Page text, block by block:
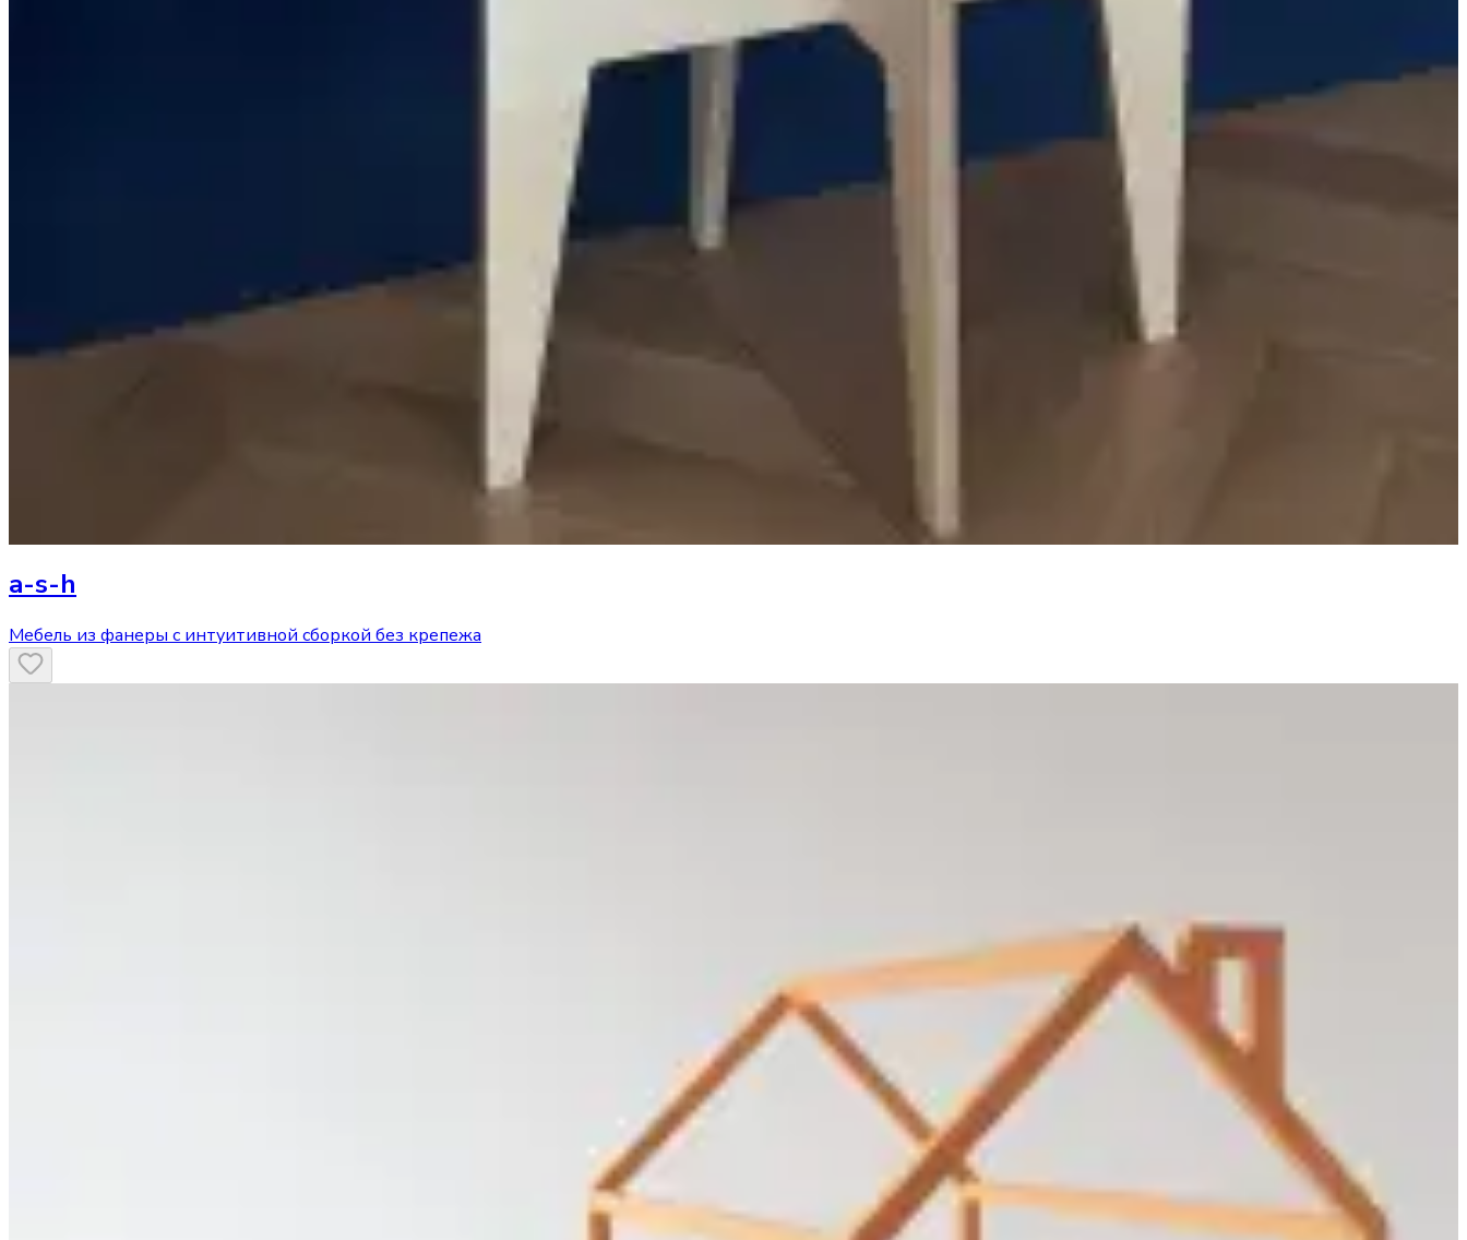
a-s-h
Мебель из фанеры с интуитивной сборкой без крепежа